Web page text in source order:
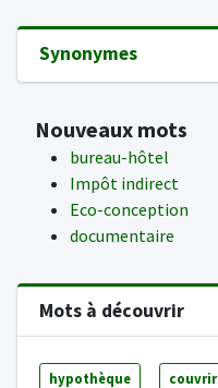
Synonymes
Nouveaux mots
bureau-hôtel
Impôt indirect
Eco-conception
documentaire
Mots à découvrir
hypothèque couvrir